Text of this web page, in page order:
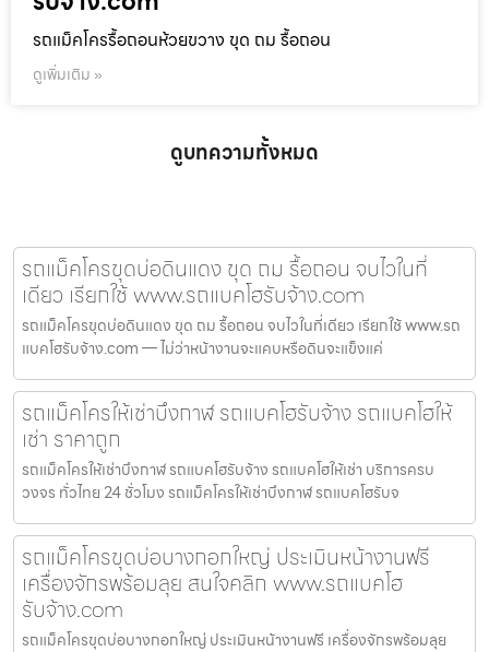
รถแม็คโครรื้อถอนห้วยขวาง ขุด ถม รื้อถอน
ดูเพิ่มเติม »
ดูบทความทั้งหมด
รถแม็คโครขุดบ่อดินแดง ขุด ถม รื้อถอน จบไวในที่
เดียว เรียกใช้ www.รถแบคโฮรับจ้าง.com
รถแม็คโครขุดบ่อดินแดง ขุด ถม รื้อถอน จบไวในที่เดียว เรียกใช้ www.รถ
แบคโฮรับจ้าง.com — ไม่ว่าหน้างานจะแคบหรือดินจะแข็งแค่
รถแม็คโครให้เช่าบึงกาฬ รถแบคโฮรับจ้าง รถแบคโฮให้
เช่า ราคาถูก
รถแม็คโครให้เช่าบึงกาฬ รถแบคโฮรับจ้าง รถแบคโฮให้เช่า บริการครบ
วงจร ทั่วไทย 24 ชั่วโมง รถแม็คโครให้เช่าบึงกาฬ รถแบคโฮรับจ
รถแม็คโครขุดบ่อบางกอกใหญ่ ประเมินหน้างานฟรี
เครื่องจักรพร้อมลุย สนใจคลิก www.รถแบคโฮ
รับจ้าง.com
รถแม็คโครขุดบ่อบางกอกใหญ่ ประเมินหน้างานฟรี เครื่องจักรพร้อมลุย